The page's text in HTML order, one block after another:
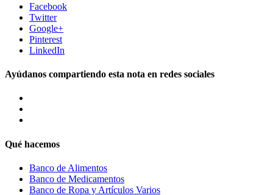
Facebook
Twitter
Google+
Pinterest
LinkedIn
Ayúdanos compartiendo esta nota en redes sociales
Qué hacemos
Banco de Alimentos
Banco de Medicamentos
Banco de Ropa y Artículos Varios